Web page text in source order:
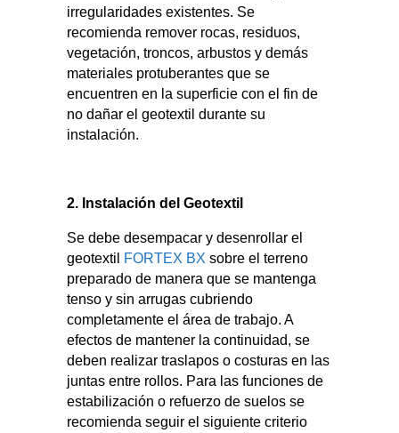
irregularidades existentes. Se
recomienda remover rocas, residuos,
vegetación, troncos, arbustos y demás
materiales protuberantes que se
encuentren en la superficie con el fin de
no dañar el geotextil durante su
instalación.
2. Instalación del Geotextil
Se debe desempacar y desenrollar el
geotextil
FORTEX BX sobre el terreno
preparado de manera que se mantenga
tenso y sin arrugas cubriendo
completamente el área de trabajo. A
efectos de mantener la continuidad, se
deben realizar traslapos o costuras en las
juntas entre rollos. Para las funciones de
estabilización o refuerzo de suelos se
recomienda seguir el siguiente criterio